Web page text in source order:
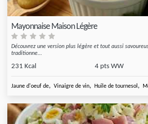
Mayonnaise Maison Légère
Découvrez une version plus légère et tout aussi
traditionne...
231 Kcal 4 pts WW
Jaune d'oeuf de, Vinaigre de vin, Huile de tournesol ,